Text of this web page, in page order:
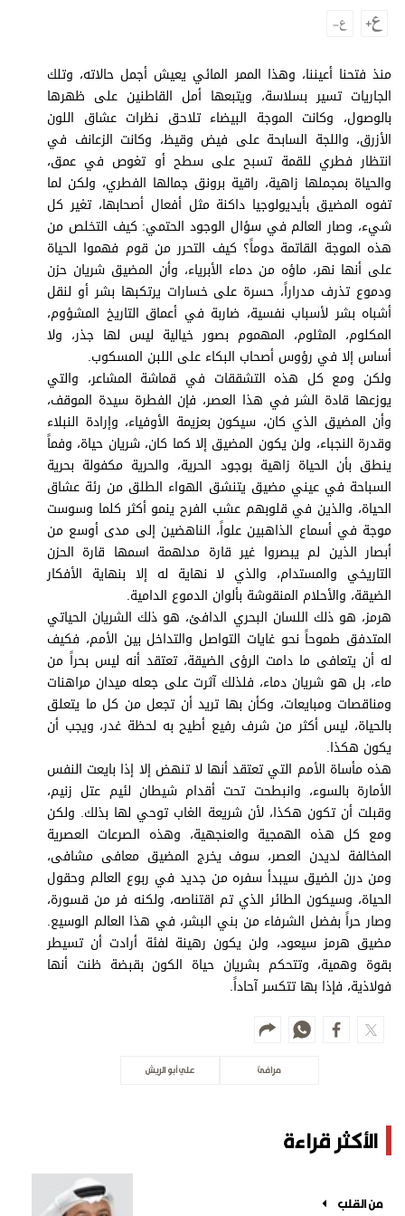
الترفيه
التعليم والمعرفة
الذكاء الاصطناعي
تغطيات
فيديو
بودكاست
إنفوجراف
قصة صورة
كاريكتير
برامج
عدد اليوم
مواقيت الصلاة
الأحوال الجوية
منذ فتحنا أعيننا، وهذا الممر المائي يعيش أجمل حالاته، وتلك
الجاريات تسير بسلاسة، ويتبعها أمل القاطنين على ظهرها
بالوصول، وكانت الموجة البيضاء تلاحق نظرات عشاق اللون
الأزرق، واللجة السابحة على فيض وقيظ، وكانت الزعانف في
انتظار فطري للقمة تسبح على سطح أو تغوص في عمق،
والحياة بمجملها زاهية، راقية برونق جمالها الفطري، ولكن لما
تفوه المضيق بأيديولوجيا داكنة مثل أفعال أصحابها، تغير كل
شيء، وصار العالم في سؤال الوجود الحتمي: كيف التخلص من
هذه الموجة القاتمة دوماً؟ كيف التحرر من قوم فهموا الحياة
على أنها نهر، ماؤه من دماء الأبرياء، وأن المضيق شريان حزن
ودموع تذرف مدراراً، حسرة على خسارات يرتكبها بشر أو لنقل
أشباه بشر لأسباب نفسية، ضاربة في أعماق التاريخ المشؤوم،
المكلوم، المثلوم، المهموم بصور خيالية ليس لها جذر، ولا
أساس إلا في رؤوس أصحاب البكاء على اللبن المسكوب.
ولكن ومع كل هذه التشققات في قماشة المشاعر، والتي
يوزعها قادة الشر في هذا العصر، فإن الفطرة سيدة الموقف،
وأن المضيق الذي كان، سيكون بعزيمة الأوفياء، وإرادة النبلاء
وقدرة النجباء، ولن يكون المضيق إلا كما كان، شريان حياة، وفماً
ينطق بأن الحياة زاهية بوجود الحرية، والحرية مكفولة بحرية
السباحة في عيني مضيق يتنشق الهواء الطلق من رئة عشاق
الحياة، والذين في قلوبهم عشب الفرح ينمو أكثر كلما وسوست
موجة في أسماع الذاهبين علواً، الناهضين إلى مدى أوسع من
أبصار الذين لم يبصروا غير قارة مدلهمة اسمها قارة الحزن
التاريخي والمستدام، والذي لا نهاية له إلا بنهاية الأفكار
الضيقة، والأحلام المنقوشة بألوان الدموع الدامية.
هرمز، هو ذلك اللسان البحري الدافئ، هو ذلك الشريان الحياتي
المتدفق طموحاً نحو غايات التواصل والتداخل بين الأمم، فكيف
له أن يتعافى ما دامت الرؤى الضيقة، تعتقد أنه ليس بحراً من
ماء، بل هو شريان دماء، فلذلك آثرت على جعله ميدان مراهنات
ومناقصات ومبايعات، وكأن بها تريد أن تجعل من كل ما يتعلق
بالحياة، ليس أكثر من شرف رفيع أطيح به لحظة غدر، ويجب أن
يكون هكذا.
هذه مأساة الأمم التي تعتقد أنها لا تنهض إلا إذا بايعت النفس
الأمارة بالسوء، وانبطحت تحت أقدام شيطان لئيم عتل زنيم،
وقبلت أن تكون هكذا، لأن شريعة الغاب توحي لها بذلك. ولكن
ومع كل هذه الهمجية والعنجهية، وهذه الصرعات العصرية
المخالفة لديدن العصر، سوف يخرج المضيق معافى مشافى،
ومن درن الضيق سيبدأ سفره من جديد في ربوع العالم وحقول
الحياة، وسيكون الطائر الذي تم اقتناصه، ولكنه فر من قسورة،
وصار حراً بفضل الشرفاء من بني البشر، في هذا العالم الوسيع.
مضيق هرمز سيعود، ولن يكون رهينة لفئة أرادت أن تسيطر
بقوة وهمية، وتتحكم بشريان حياة الكون بقبضة ظنت أنها
فولاذية، فإذا بها تتكسر آحاداً.
مرافئ علي أبو الريش
الأكثر قراءة
من القلب